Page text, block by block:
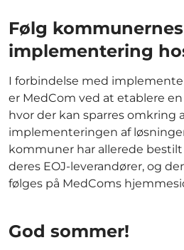
Følg kommunernes
implementering
I forbindelse med
er MedCom ved at etablere
hvor der kan sparres omkring
implementeringen af
kommuner har allerede
deres EOJ-leverandører, og
følges på MedComs
God sommer!